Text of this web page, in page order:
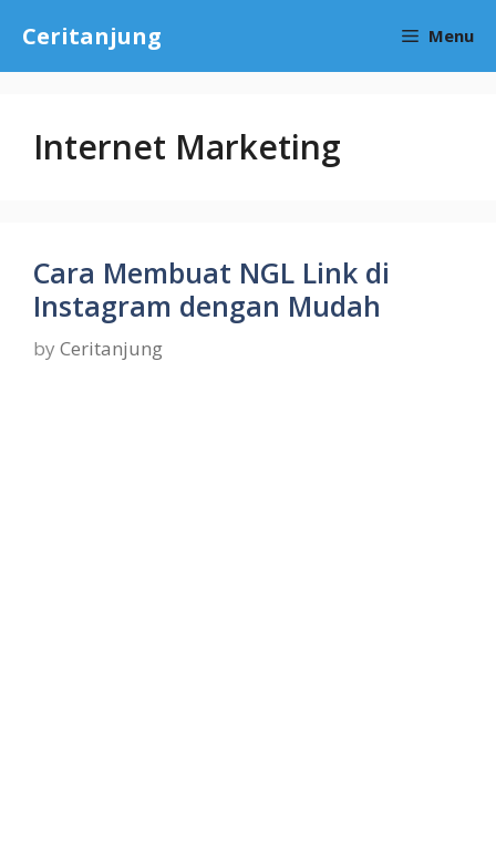
content
Ceritanjung Menu
Internet Marketing
Cara Membuat NGL Link di
Instagram dengan Mudah
by Ceritanjung